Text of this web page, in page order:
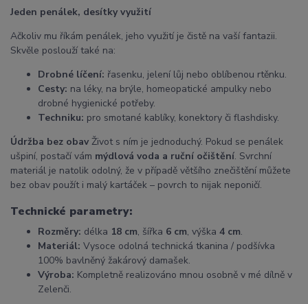
Jeden penálek, desítky využití
Ačkoliv mu říkám penálek, jeho využití je čistě na vaší fantazii.
Skvěle poslouží také na:
Drobné líčení: řasenku, jelení lůj nebo oblíbenou rtěnku.
Cesty: na léky, na brýle, homeopatické ampulky nebo
drobné hygienické potřeby.
Techniku: pro smotané kablíky, konektory či flashdisky.
Údržba bez obav Život s ním je jednoduchý. Pokud se penálek
ušpiní, postačí vám mýdlová voda a ruční očištění. Svrchní
materiál je natolik odolný, že v případě většího znečištění můžete
bez obav použít i malý kartáček – povrch to nijak neponičí.
Technické parametry:
Rozměry: délka 18 cm, šířka 6 cm, výška 4 cm.
Materiál: Vysoce odolná technická tkanina / podšívka
100% bavlněný žakárový damašek.
Výroba: Kompletně realizováno mnou osobně v mé dílně v
Zelenči.